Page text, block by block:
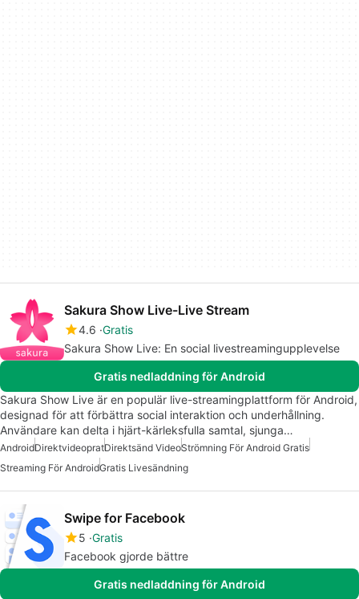
Sakura Show Live-Live Stream
4.6 Gratis
Sakura Show Live: En social livestreamingupplevelse
Gratis nedladdning för Android
Sakura Show Live är en populär live-streamingplattform för Android,
designad för att förbättra social interaktion och underhållning.
Användare kan delta i hjärt-kärleksfulla samtal, sjunga…
AndroidDirektvideopratDirektsänd VideoStrömning För Android Gratis
Streaming För AndroidGratis Livesändning
Swipe for Facebook
5 Gratis
Facebook gjorde bättre
Gratis nedladdning för Android